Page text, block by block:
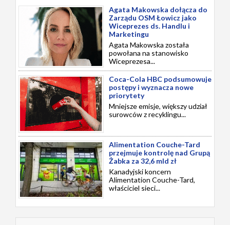
Agata Makowska dołącza do
Zarządu OSM Łowicz jako
Wiceprezes ds. Handlu i
Marketingu
Agata Makowska została
powołana na stanowisko
Wiceprezesa...
Coca-Cola HBC podsumowuje
postępy i wyznacza nowe
priorytety
Mniejsze emisje, większy udział
surowców z recyklingu...
Alimentation Couche-Tard
przejmuje kontrolę nad Grupą
Żabka za 32,6 mld zł
Kanadyjski koncern
Alimentation Couche-Tard,
właściciel sieci...